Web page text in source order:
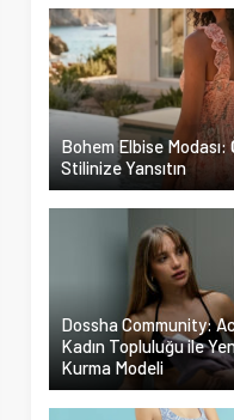
Bohem Elbise
Stilinize Yansıtın
Dossha Community:
Kadın Topluluğu ile
Kurma Modeli